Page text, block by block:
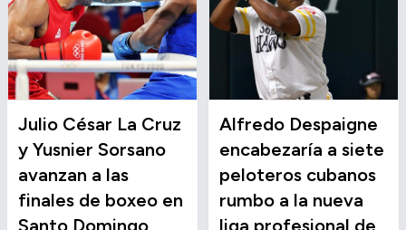
Julio César La Cruz
y Yusnier Sorsano
avanzan a las
finales de boxeo en
Santo Domingo
Alfredo Despaigne
encabezaría a siete
peloteros cubanos
rumbo a la nueva
liga profesional de